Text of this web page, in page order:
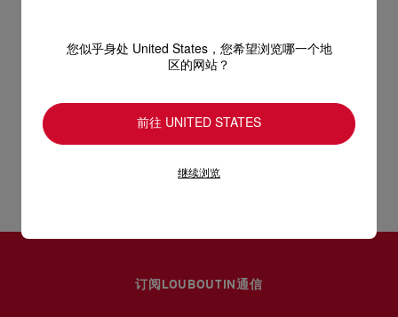
- 磁石袋扣
- 1个拉链内袋
只要好好爱护，便能历久常新。不论您的Christian Louboutin皮
革产品需要深层清洁还是保养护理，我们也能为尽应所需，确保
损。 产品保养
经 DHL Express 送货 - 送货时间：3至 4个工作天
换货视乎产品库存而定，请联系客户服务专员。
订阅LOUBOUTIN通信
您似乎身处 United States，您希望浏览哪一个地
区的网站？
前往 UNITED STATES
继续浏览